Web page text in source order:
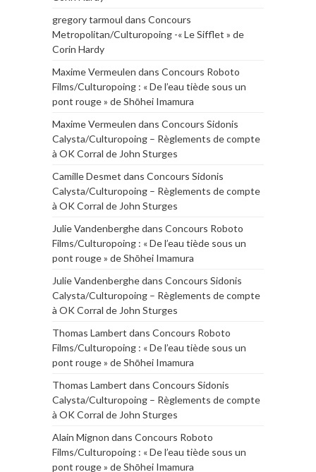
gregory tarmoul dans Concours
Metropolitan/Culturopoing -« Le Sifflet » de
Corin Hardy
Maxime Vermeulen dans Concours Roboto
Films/Culturopoing : « De l’eau tiède sous un
pont rouge » de Shōhei Imamura
Maxime Vermeulen dans Concours Sidonis
Calysta/Culturopoing – Règlements de compte
à OK Corral de John Sturges
Camille Desmet dans Concours Sidonis
Calysta/Culturopoing – Règlements de compte
à OK Corral de John Sturges
Julie Vandenberghedans Concours Roboto
Films/Culturopoing : « De l’eau tiède sous un
pont rouge » de Shōhei Imamura
Julie Vandenberghedans Concours Sidonis
Calysta/Culturopoing – Règlements de compte
à OK Corral de John Sturges
Thomas Lambert dans Concours Roboto
Films/Culturopoing : « De l’eau tiède sous un
pont rouge » de Shōhei Imamura
Thomas Lambert dans Concours Sidonis
Calysta/Culturopoing – Règlements de compte
à OK Corral de John Sturges
Alain Mignon dans Concours Roboto
Films/Culturopoing : « De l’eau tiède sous un
pont rouge » de Shōhei Imamura